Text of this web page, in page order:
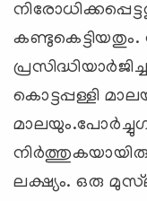
കൊട്ടപ്പള്ളി
ലക്ഷ്യം. ഒരു